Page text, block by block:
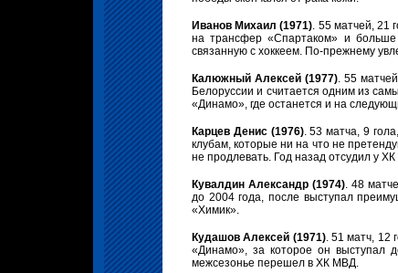
Иванов Михаил (1971). 55 матчей, 21
на трансфер «Спартаком» и
связанную с хоккеем. По-прежнему
Калюжный Алексей (1977). 55
Белоруссии и считается одним из
«Динамо», где останется и на
Карцев Денис (1976). 53 матча, 9
клубам, которые ни на что не
не продлевать. Год назад отсудил у
Кувалдин Александр (1974). 48
до 2004 года, после выступал
«Химик».
Кудашов Алексей (1971). 51 матч, 12
«Динамо», за которое он выступал
межсезонье перешел в ХК МВД.